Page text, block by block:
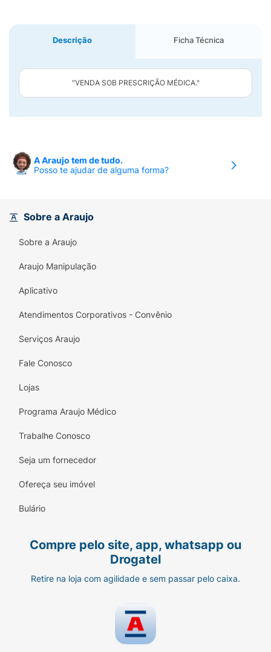
Descrição Ficha Técnica
"VENDA SOB PRESCRIÇÃO MÉDICA."
A Araujo tem de tudo.
Posso te ajudar de alguma forma?
Sobre a Araujo
Sobre a Araujo
Araujo Manipulação
Aplicativo
Atendimentos Corporativos - Convênio
Serviços Araujo
Fale Conosco
Lojas
Programa Araujo Médico
Trabalhe Conosco
Seja um fornecedor
Ofereça seu imóvel
Bulário
Compre pelo site, app, whatsapp ou
Drogatel
Retire na loja com agilidade e sem passar pelo caixa.